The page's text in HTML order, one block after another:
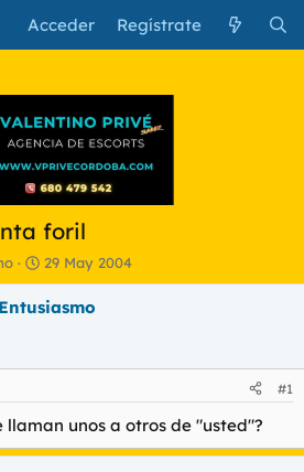
Acceder Regístrate
foril
F
e
c
i
n
c
29 May 2004
#1
llaman unos a otros de "usted"?